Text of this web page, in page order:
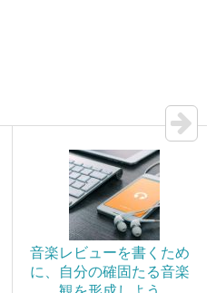
音楽レビューを書くため
に、自分の確固たる音楽